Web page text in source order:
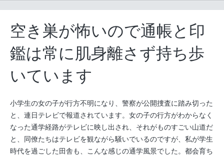
空き巣が怖いので通帳と印
鑑は常に肌身離さず持ち歩
いています
小学生の女の子が行方不明になり、警察が公開捜査に踏み切った
と、連日テレビで報道されています。女の子の行方がわからなく
なった通学経路がテレビに映し出され、それがものすごい山道だ
と、同僚たちはテレビを観ながら騒いでいるのですが、私が学生
時代を過ごした田舎も、こんな感じの通学風景でした。都会育ち